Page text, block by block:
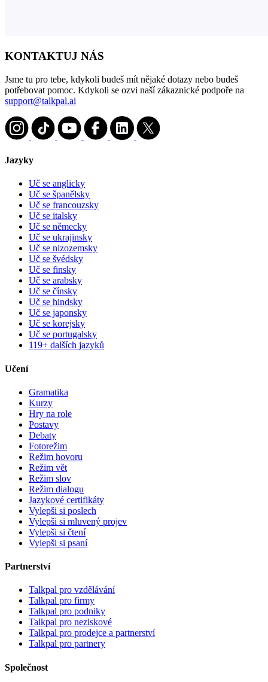
KONTAKTUJ NÁS
Jsme tu pro tebe, kdykoli budeš mít nějaké dotazy nebo budeš
potřebovat pomoc. Kdykoli se ozvi naší zákaznické podpoře na
support@talkpal.ai
Jazyky
Uč se anglicky
Uč se španělsky
Uč se francouzsky
Uč se italsky
Uč se německy
Uč se ukrajinsky
Uč se nizozemsky
Uč se švédsky
Uč se finsky
Uč se arabsky
Uč se čínsky
Uč se hindsky
Uč se japonsky
Uč se korejsky
Uč se portugalsky
119+ dalších jazyků
Učení
Gramatika
Kurzy
Hry na role
Postavy
Debaty
Fotorežim
Režim hovoru
Režim vět
Režim slov
Režim dialogu
Jazykové certifikáty
Vylepši si poslech
Vylepši si mluvený projev
Vylepši si čtení
Vylepši si psaní
Partnerství
Talkpal pro vzdělávání
Talkpal pro firmy
Talkpal pro podniky
Talkpal pro neziskové
Talkpal pro prodejce a partnerství
Talkpal pro partnery
Společnost